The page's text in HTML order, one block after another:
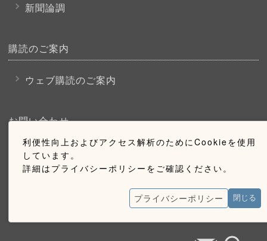
利便性向上およびアクセス解析のためにCookieを使用
しています。
詳細はプライバシーポリシーをご確認ください。
プライバシーポリシー 閉じる
新聞論調
購読のご案内
ウェブ購読のご案内
お問い合わせ
採用情報
お問い合わせ